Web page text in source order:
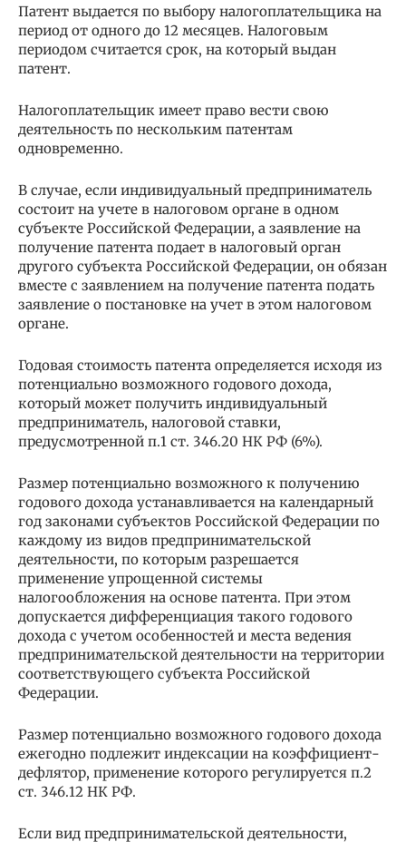
Патент выдается по выбору налогоплательщика на
период от одного до 12 месяцев. Налоговым
периодом считается срок, на который выдан
патент.
Налогоплательщик имеет право вести свою
деятельность по нескольким патентам
одновременно.
В случае, если индивидуальный предприниматель
состоит на учете в налоговом органе в одном
субъекте Российской Федерации, а заявление на
получение патента подает в налоговый орган
другого субъекта Российской Федерации, он обязан
вместе с заявлением на получение патента подать
заявление о постановке на учет в этом налоговом
органе.
Годовая стоимость патента определяется исходя из
потенциально возможного годового дохода,
который может получить индивидуальный
предприниматель, налоговой ставки,
предусмотренной п.1 ст. 346.20 НК РФ (6%).
Размер потенциально возможного к получению
годового дохода устанавливается на календарный
год законами субъектов Российской Федерации по
каждому из видов предпринимательской
деятельности, по которым разрешается
применение упрощенной системы
налогообложения на основе патента. При этом
допускается дифференциация такого годового
дохода с учетом особенностей и места ведения
предпринимательской деятельности на территории
соответствующего субъекта Российской
Федерации.
Размер потенциально возможного годового дохода
ежегодно подлежит индексации на коэффициент-
дефлятор, применение которого регулируется п.2
ст. 346.12 НК РФ.
Если вид предпринимательской деятельности,